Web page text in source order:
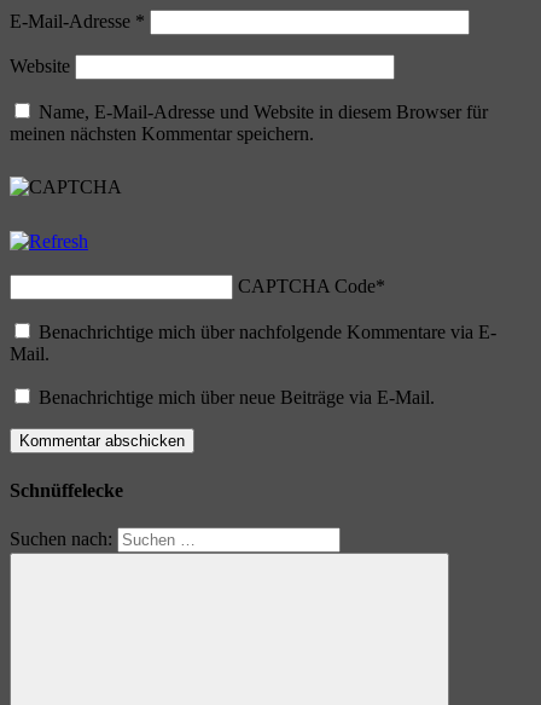
E-Mail-Adresse *
Website
Name, E-Mail-Adresse und Website in diesem Browser für
meinen nächsten Kommentar speichern.
CAPTCHA Code*
Benachrichtige mich über nachfolgende Kommentare via E-
Mail.
Benachrichtige mich über neue Beiträge via E-Mail.
Schnüffelecke
Suchen nach: